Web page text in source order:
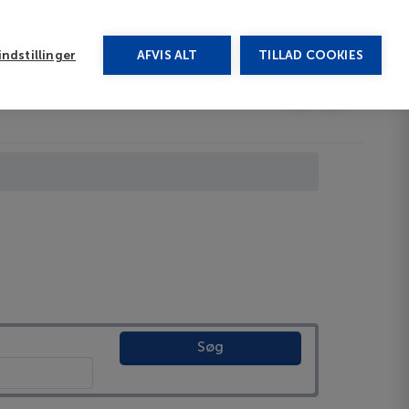
AFVIS ALT TILLAD COOKIES
Søg